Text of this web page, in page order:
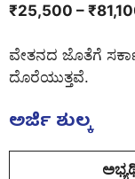
₹25,500 –
ವೇತನದ ಜೊತೆಗೆ
ದೊರೆಯುತ್ತವೆ.
ಅರ್ಜಿ ಶುಲ್ಕ